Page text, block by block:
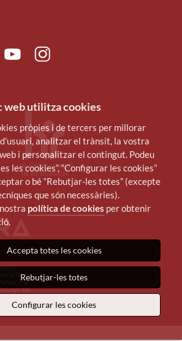
YoutubeInstagram
web utilitza cookies
pròpies i de tercers per millorar
analitzar el trànsit, la vostra
i personalitzar el contingut. Podeu
les cookies”, “Configurar les cookies”
o bé “Rebutjar-les totes” (excepte
que són necessàries).
política de cookies per obtenir
Accepta totes les cookies
Rebutjar-les totes
Configurar les cookies